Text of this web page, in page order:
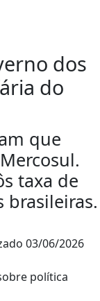
dos
do
que
taxa de
brasileiras.
03/06/2026